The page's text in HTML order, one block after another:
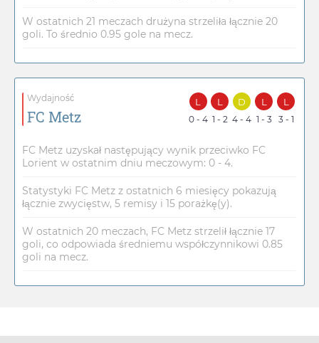
W ostatnich 21 meczach drużyna strzeliła łącznie 20
goli. To średnio 0.95 gole na mecz.
Wydajność
FC Metz
L
0 - 4
L
1 - 2
D
4 - 4
L
1 - 3
L
3 - 1
FC Metz uzyskał następujący wynik przeciwko FC
Lorient w ostatnim dniu meczowym: 0 - 4.
Statystyki FC Metz z ostatnich 6 miesięcy pokazują
łącznie zwycięstw, 5 remisy i 15 porażkę(y).
W ostatnich 20 meczach, FC Metz strzelił łącznie 17
goli, co odpowiada średniemu współczynnikowi 0.85
goli na mecz.